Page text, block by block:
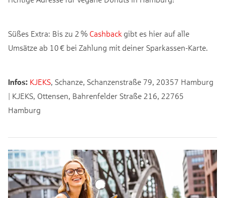
Süßes Extra: Bis zu 2 % Cashback gibt es hier auf alle
Umsätze ab 10 € bei Zahlung mit deiner Sparkassen-Karte.
Infos: KJEKS, Schanze, Schanzenstraße 79, 20357 Hamburg
| KJEKS, Ottensen, Bahrenfelder Straße 216, 22765
Hamburg